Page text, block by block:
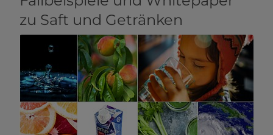
zu Saft und Getränken